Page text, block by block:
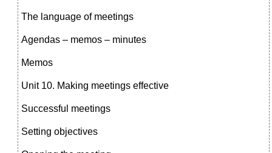
The language of meetings
Agendas – memos – minutes
Memos
Unit 10. Making meetings effective
Successful meetings
Setting objectives